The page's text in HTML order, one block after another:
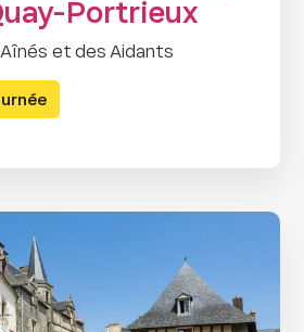
Portrieux
et des Aidants